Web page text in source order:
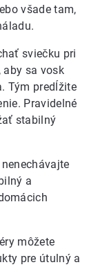
všade tam,
sviečku pri
aby sa vosk
Tým predĺžite
Pravidelné
stabilný
a
môžete
pre útulný a